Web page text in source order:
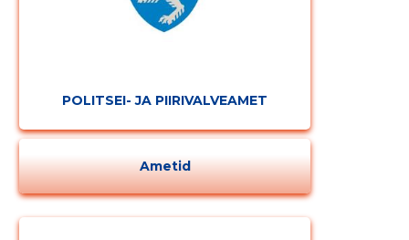
POLITSEI- JA PIIRIVALVEAMET
Ametid